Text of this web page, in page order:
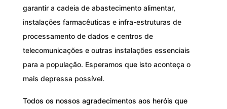
garantir a cadeia de abastecimento alimentar,
instalações farmacêuticas e infra-estruturas de
processamento de dados e centros de
telecomunicações e outras instalações essenciais
para a população. Esperamos que isto aconteça o
mais depressa possível.
Todos os nossos agradecimentos aos heróis que